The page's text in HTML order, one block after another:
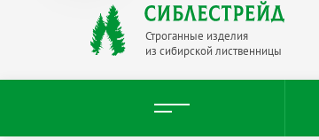
Строганные изделия
из сибирской лиственницы